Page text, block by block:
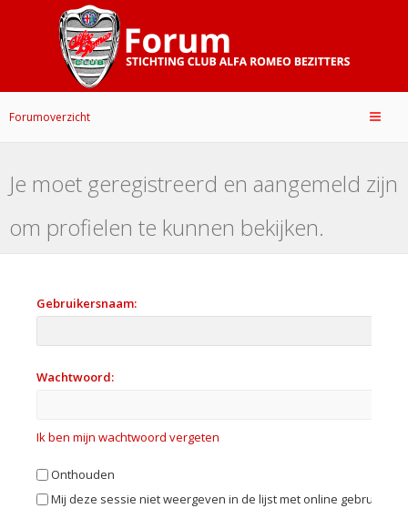
Forumoverzicht
Je moet geregistreerd en aangemeld zijn
om profielen te kunnen bekijken.
Gebruikersnaam:
Wachtwoord:
Ik ben mijn wachtwoord vergeten
Onthouden
Mij deze sessie niet weergeven in de lijst met online gebruikers